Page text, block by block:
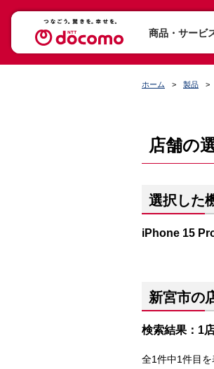
商品・サービ
ホーム 製品
店舗の
選択した
iPhone 15
新宮市の
検索結果：1
全1件中1件目